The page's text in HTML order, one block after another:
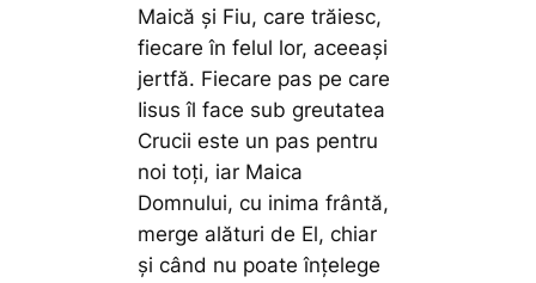
Maică și Fiu, care trăiesc,
fiecare în felul lor, aceeași
jertfă. Fiecare pas pe care
Iisus îl face sub greutatea
Crucii este un pas pentru
noi toți, iar Maica
Domnului, cu inima frântă,
merge alături de El, chiar
și când nu poate înțelege